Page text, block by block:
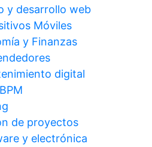
y desarrollo web
Móviles
y Finanzas
digital
de proyectos
y electrónica